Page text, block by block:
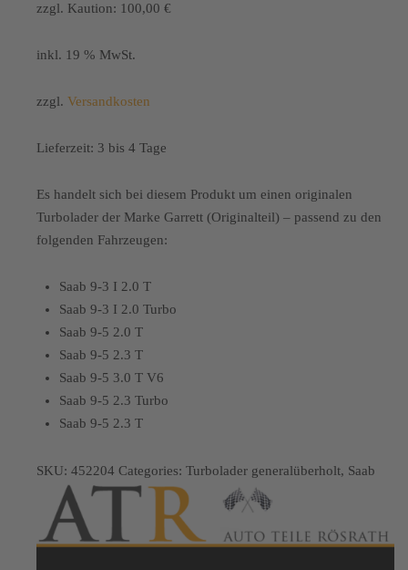
zzgl. Kaution: 100,00 €
inkl. 19 % MwSt.
zzgl. Versandkosten
Lieferzeit: 3 bis 4 Tage
Es handelt sich bei diesem Produkt um einen originalen
Turbolader der Marke Garrett (Originalteil) – passend zu den
folgenden Fahrzeugen:
Saab 9-3 I 2.0 T
Saab 9-3 I 2.0 Turbo
Saab 9-5 2.0 T
Saab 9-5 2.3 T
Saab 9-5 3.0 T V6
Saab 9-5 2.3 Turbo
Saab 9-5 2.3 T
SKU: 452204 Categories: Turbolader generalüberholt, Saab